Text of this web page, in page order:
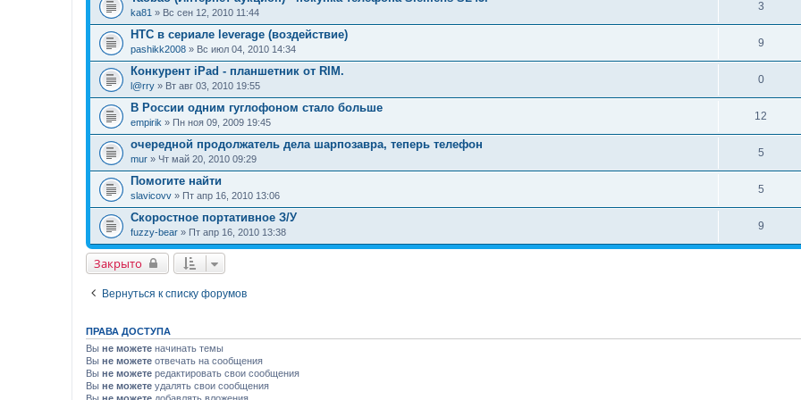
ka81 » Вс сен 12, 2010 11:44
3
HTC в сериале leverage (воздействие)
pashikk2008 » Вс июл 04, 2010 14:34
9
Конкурент iPad - планшетник от RIM.
l@rry » Вт авг 03, 2010 19:55
0
В России одним гуглофоном стало больше
empirik » Пн ноя 09, 2009 19:45
12
очередной продолжатель дела шарпозавра, теперь телефон
mur » Чт май 20, 2010 09:29
5
Помогите найти
slavicovv » Пт апр 16, 2010 13:06
5
Скоростное портативное З/У
fuzzy-bear » Пт апр 16, 2010 13:38
9
Закрыто
Вернуться к списку форумов
ПРАВА ДОСТУПА
Вы не можете начинать темы
Вы не можете отвечать на сообщения
Вы не можете редактировать свои сообщения
Вы не можете удалять свои сообщения
Вы не можете добавлять вложения